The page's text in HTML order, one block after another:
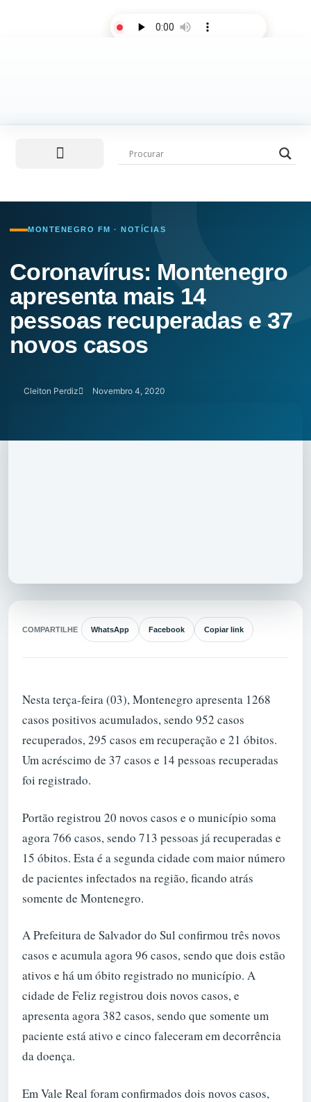
MONTENEGRO FM · NOTÍCIAS
Coronavírus: Montenegro
apresenta mais 14
pessoas recuperadas e 37
novos casos
Cleiton Perdiz Novembro 4, 2020
COMPARTILHE WhatsApp Facebook Copiar link
Nesta terça-feira (03), Montenegro apresenta 1268
casos positivos acumulados, sendo 952 casos
recuperados, 295 casos em recuperação e 21 óbitos.
Um acréscimo de 37 casos e 14 pessoas recuperadas
foi registrado.
Portão registrou 20 novos casos e o município soma
agora 766 casos, sendo 713 pessoas já recuperadas e
15 óbitos. Esta é a segunda cidade com maior número
de pacientes infectados na região, ficando atrás
somente de Montenegro.
A Prefeitura de Salvador do Sul confirmou três novos
casos e acumula agora 96 casos, sendo que dois estão
ativos e há um óbito registrado no município. A
cidade de Feliz registrou dois novos casos, e
apresenta agora 382 casos, sendo que somente um
paciente está ativo e cinco faleceram em decorrência
da doença.
Em Vale Real foram confirmados dois novos casos,